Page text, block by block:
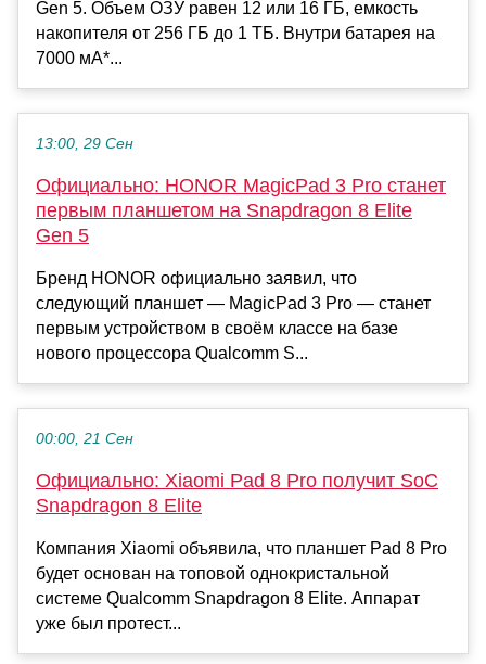
Gen 5. Объем ОЗУ равен 12 или 16 ГБ, емкость
накопителя от 256 ГБ до 1 ТБ. Внутри батарея на
7000 мА*...
13:00, 29 Сен
Официально: HONOR MagicPad 3 Pro станет
первым планшетом на Snapdragon 8 Elite
Gen 5
Бренд HONOR официально заявил, что
следующий планшет — MagicPad 3 Pro — станет
первым устройством в своём классе на базе
нового процессора Qualcomm S...
00:00, 21 Сен
Официально: Xiaomi Pad 8 Pro получит SoC
Snapdragon 8 Elite
Компания Xiaomi объявила, что планшет Pad 8 Pro
будет основан на топовой однокристальной
системе Qualcomm Snapdragon 8 Elite. Аппарат
уже был протест...